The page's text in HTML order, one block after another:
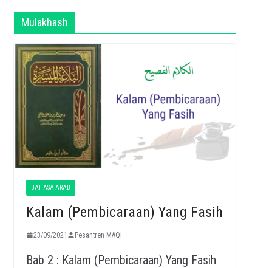
Mulakhash
BAHASA ARAB
Kalam (Pembicaraan) Yang Fasih
23/09/2021 Pesantren MAQI
Bab 2 : Kalam (Pembicaraan) Yang Fasih